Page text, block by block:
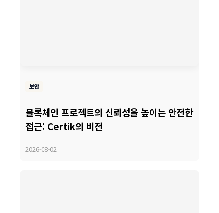
보안
블록체인 프로젝트의 신뢰성을 높이는 안전한
접근: Certik의 비전
2026-08-02